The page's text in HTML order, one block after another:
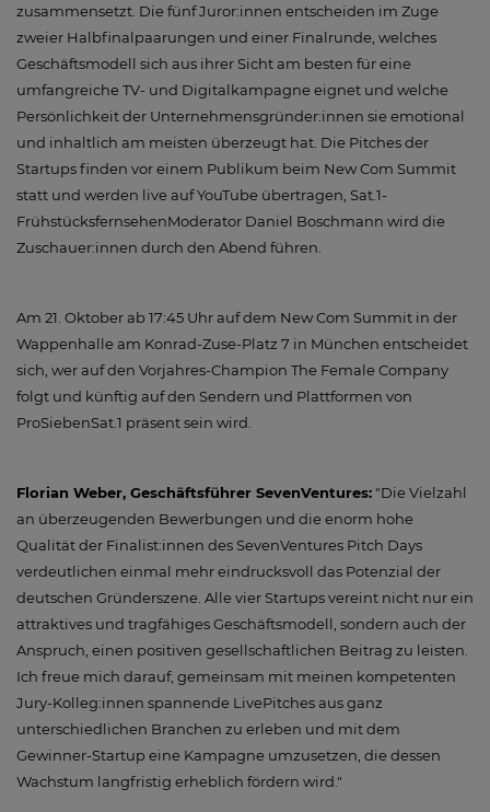
zusammensetzt. Die fünf Juror:innen entscheiden im Zuge
zweier Halbfinalpaarungen und einer Finalrunde, welches
Geschäftsmodell sich aus ihrer Sicht am besten für eine
umfangreiche TV- und Digitalkampagne eignet und welche
Persönlichkeit der Unternehmensgründer:innen sie emotional
und inhaltlich am meisten überzeugt hat. Die Pitches der
Startups finden vor einem Publikum beim New Com Summit
statt und werden live auf YouTube übertragen, Sat.1-
FrühstücksfernsehenModerator Daniel Boschmann wird die
Zuschauer:innen durch den Abend führen.
Am 21. Oktober ab 17:45 Uhr auf dem New Com Summit in der
Wappenhalle am Konrad-Zuse-Platz 7 in München entscheidet
sich, wer auf den Vorjahres-Champion The Female Company
folgt und künftig auf den Sendern und Plattformen von
ProSiebenSat.1 präsent sein wird.
Florian Weber, Geschäftsführer SevenVentures: "Die Vielzahl
an überzeugenden Bewerbungen und die enorm hohe
Qualität der Finalist:innen des SevenVentures Pitch Days
verdeutlichen einmal mehr eindrucksvoll das Potenzial der
deutschen Gründerszene. Alle vier Startups vereint nicht nur ein
attraktives und tragfähiges Geschäftsmodell, sondern auch der
Anspruch, einen positiven gesellschaftlichen Beitrag zu leisten.
Ich freue mich darauf, gemeinsam mit meinen kompetenten
Jury-Kolleg:innen spannende LivePitches aus ganz
unterschiedlichen Branchen zu erleben und mit dem
Gewinner-Startup eine Kampagne umzusetzen, die dessen
Wachstum langfristig erheblich fördern wird."